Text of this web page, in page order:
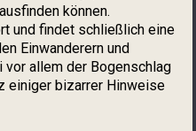
können.
und findet schließlich eine
Einwanderern und
allem der Bogenschlag
einiger bizarrer Hinweise